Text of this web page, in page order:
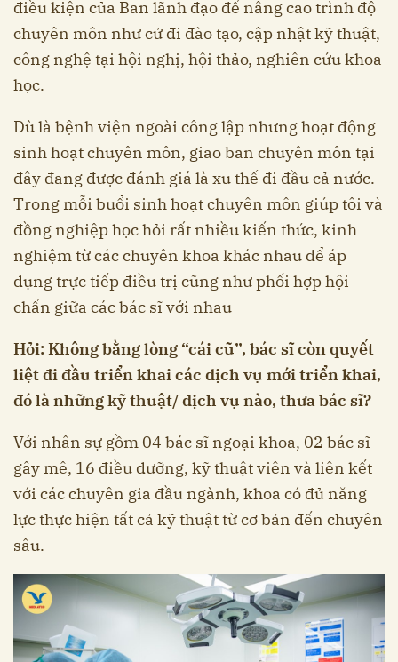
điều kiện của Ban lãnh đạo để nâng cao trình độ
chuyên môn như cử đi đào tạo, cập nhật kỹ thuật,
công nghệ tại hội nghị, hội thảo, nghiên cứu khoa
học.
Dù là bệnh viện ngoài công lập nhưng hoạt động
sinh hoạt chuyên môn, giao ban chuyên môn tại
đây đang được đánh giá là xu thế đi đầu cả nước.
Trong mỗi buổi sinh hoạt chuyên môn giúp tôi và
đồng nghiệp học hỏi rất nhiều kiến thức, kinh
nghiệm từ các chuyên khoa khác nhau để áp
dụng trực tiếp điều trị cũng như phối hợp hội
chẩn giữa các bác sĩ với nhau
Hỏi: Không bằng lòng “cái cũ”, bác sĩ còn quyết
liệt đi đầu triển khai các dịch vụ mới triển khai,
đó là những kỹ thuật/ dịch vụ nào, thưa bác sĩ?
Với nhân sự gồm 04 bác sĩ ngoại khoa, 02 bác sĩ
gây mê, 16 điều dưỡng, kỹ thuật viên và liên kết
với các chuyên gia đầu ngành, khoa có đủ năng
lực thực hiện tất cả kỹ thuật từ cơ bản đến chuyên
sâu.